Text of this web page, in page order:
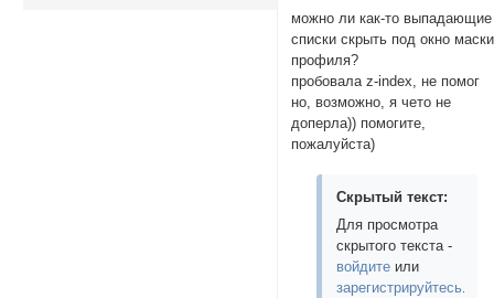
можно ли как-то выпадающие
списки скрыть под окно маски
профиля?
пробовала z-index, не помог
но, возможно, я чето не
доперла)) помогите,
пожалуйста)
Скрытый текст:
Для просмотра
скрытого текста -
войдите или
зарегистрируйтесь.